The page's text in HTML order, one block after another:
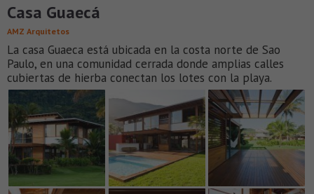
Casa Guaecá
AMZ Arquitetos
La casa Guaeca está ubicada en la costa norte de Sao
Paulo, en una comunidad cerrada donde amplias calles
cubiertas de hierba conectan los lotes con la playa.